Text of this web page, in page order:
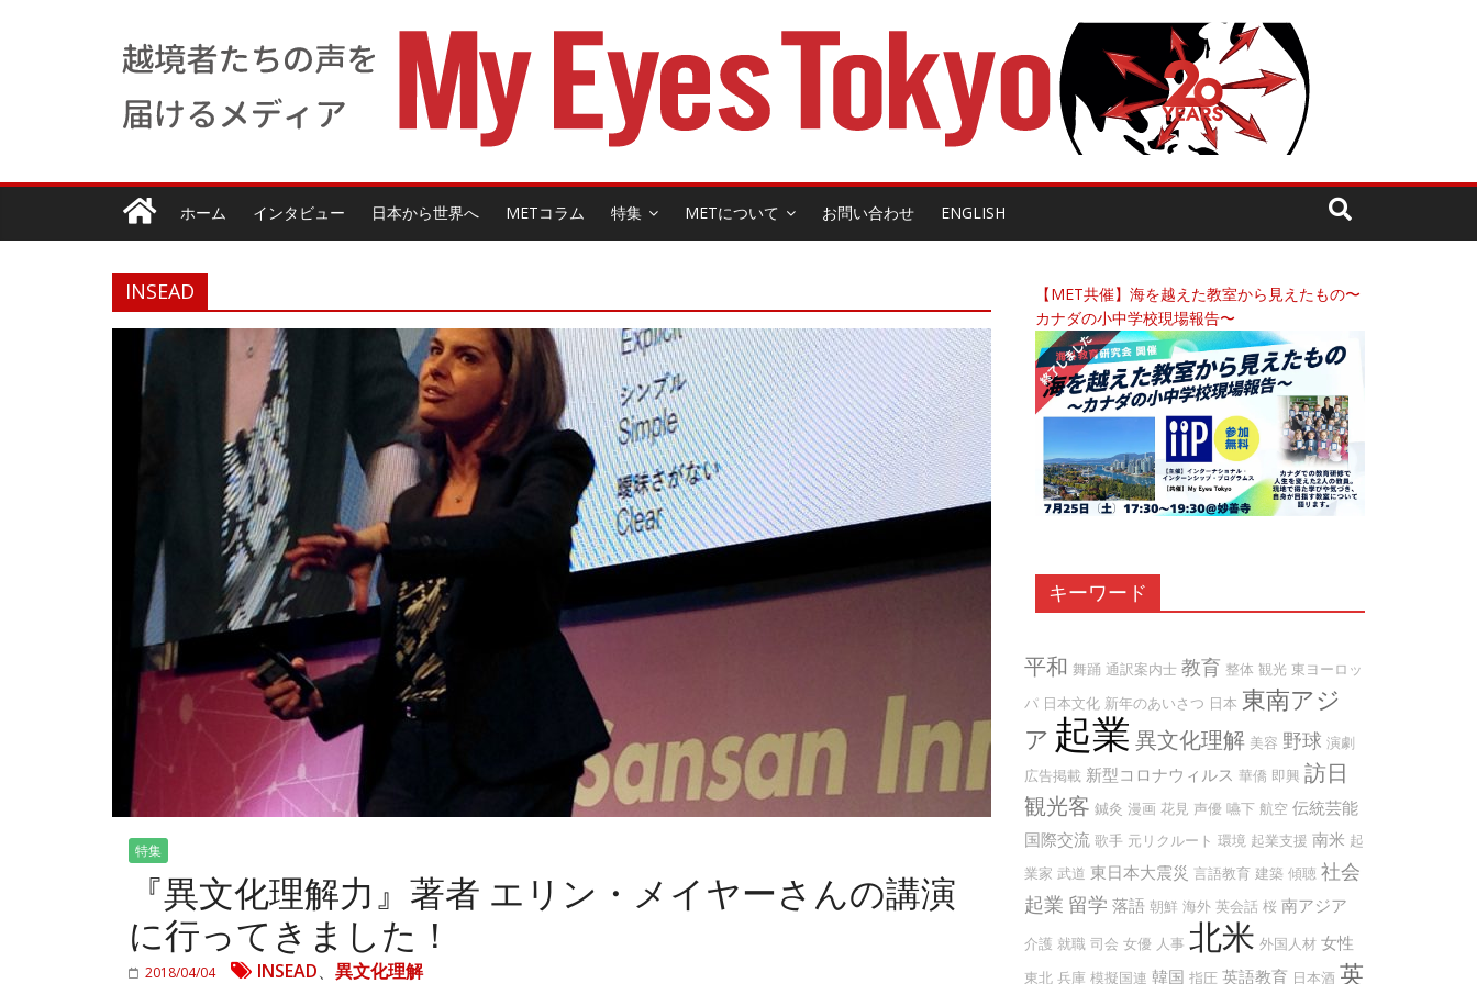
ホーム インタビュー 日本から世界へ METコラム 特集 METについて お問い合わせ ENGLISH
INSEAD
特集
『異文化理解力』著者 エリン・メイヤーさんの講演
に行ってきました！
2018/04/04 INSEAD、 異文化理解
【MET共催】海を越えた教室から見えたもの〜
カナダの小中学校現場報告〜
キーワード
平和 舞踊 通訳案内士 教育 整体 観光 東ヨーロッ
パ 日本文化 新年のあいさつ 日本 東南アジ
ア 起業 異文化理解 美容 野球 演劇
広告掲載 新型コロナウィルス 華僑 即興 訪日
観光客 鍼灸 漫画 花見 声優 嚥下 航空 伝統芸能
国際交流 歌手 元リクルート 環境 起業支援 南米 起
業家 武道 東日本大震災 言語教育 建築 傾聴 社会
起業 留学 落語 朝鮮 海外 英会話 桜 南アジア
介護 就職 司会 女優 人事 北米 外国人材 女性
東北 兵庫 模擬国連 韓国 指圧 英語教育 日本酒 英